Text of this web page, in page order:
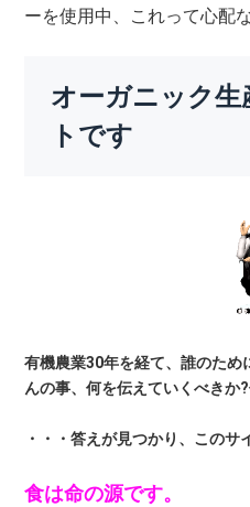
ーを使用中、これって心配
オーガニック生
トです
有機農業30年を経て、誰のため
んの事、何を伝えていくべきか
・・・答えが見つかり、このサ
食は命の源です。